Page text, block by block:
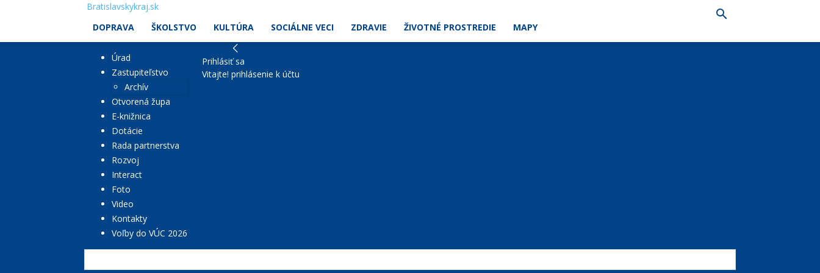
Bratislavskykraj.sk
DOPRAVA
ŠKOLSTVO KULTÚRA SOCIÁLNE VECI ZDRAVIE ŽIVOTNÉ PROSTREDIE MAPY
Úrad
Zastupiteľstvo
Archív
Otvorená župa
E-knižnica
Dotácie
Rada partnerstva
Rozvoj
Interact
Foto
Video
Kontakty
Voľby do VÚC 2026
Prihlásiť sa
Vitajte! prihlásenie k účtu